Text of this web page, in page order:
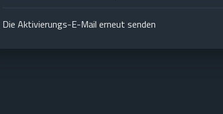
Die Aktivierungs-E-Mail erneut senden